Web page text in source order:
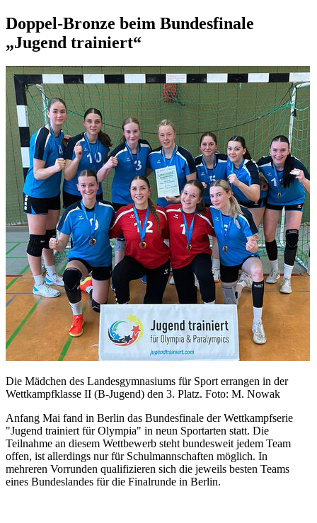
Doppel-Bronze beim Bundesfinale
„Jugend trainiert“
Die Mädchen des Landesgymnasiums für Sport errangen in der
Wettkampfklasse II (B-Jugend) den 3. Platz. Foto: M. Nowak
Anfang Mai fand in Berlin das Bundesfinale der Wettkampfserie
"Jugend trainiert für Olympia" in neun Sportarten statt. Die
Teilnahme an diesem Wettbewerb steht bundesweit jedem Team
offen, ist allerdings nur für Schulmannschaften möglich. In
mehreren Vorrunden qualifizieren sich die jeweils besten Teams
eines Bundeslandes für die Finalrunde in Berlin.